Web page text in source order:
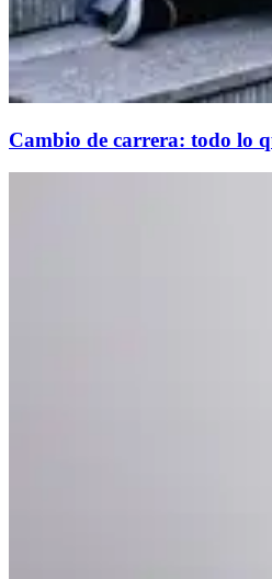
Cambio de carrera: todo lo